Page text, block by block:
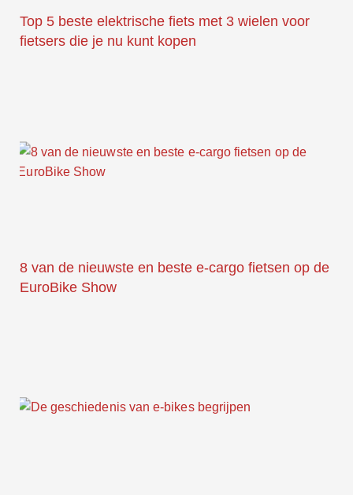
Top 5 beste elektrische fiets met 3 wielen voor
fietsers die je nu kunt kopen
8 van de nieuwste en beste e-cargo fietsen op de
EuroBike Show